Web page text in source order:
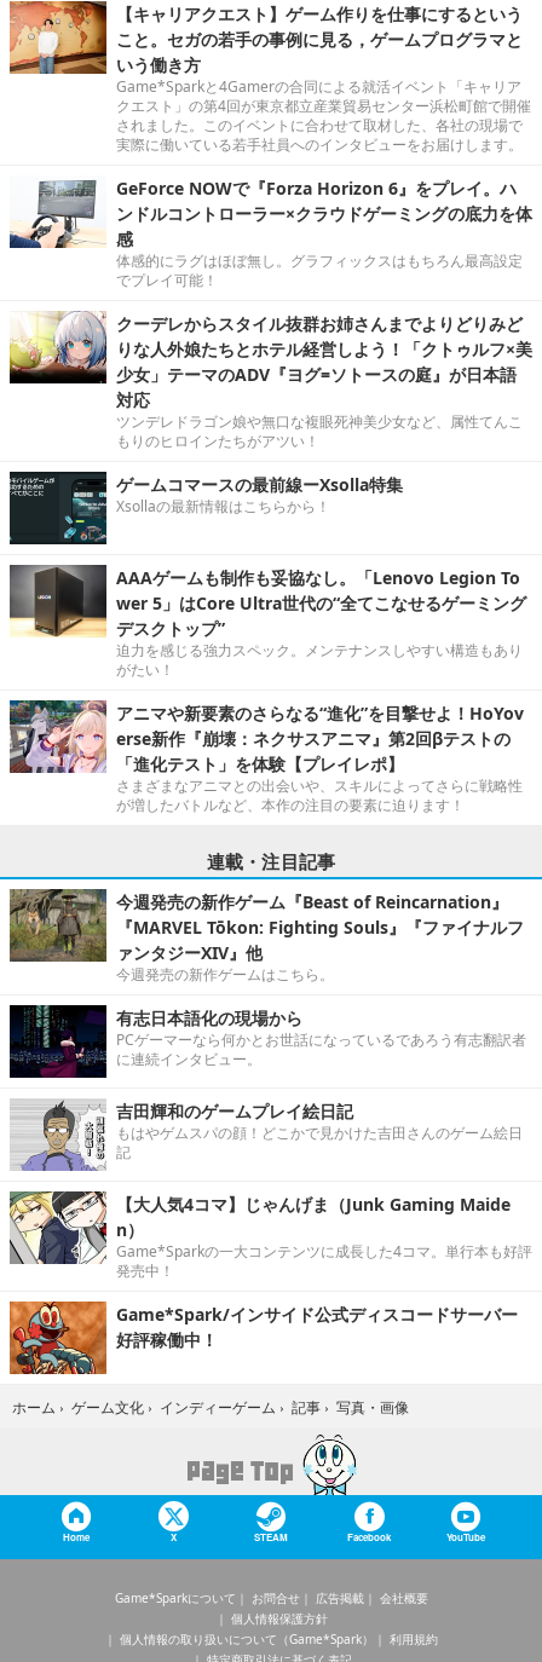
【キャリアクエスト】ゲーム作りを仕事にするという
こと。セガの若手の事例に見る，ゲームプログラマと
いう働き方
Game*Sparkと4Gamerの合同による就活イベント「キャリア
クエスト」の第4回が東京都立産業貿易センター浜松町館で開催
されました。このイベントに合わせて取材した、各社の現場で
実際に働いている若手社員へのインタビューをお届けします。
GeForce NOWで『Forza Horizon 6』をプレイ。ハ
ンドルコントローラー×クラウドゲーミングの底力を体
感
体感的にラグはほぼ無し。グラフィックスはもちろん最高設定
でプレイ可能！
クーデレからスタイル抜群お姉さんまでよりどりみど
りな人外娘たちとホテル経営しよう！「クトゥルフ×美
少女」テーマのADV『ヨグ=ソトースの庭』が日本語
対応
ツンデレドラゴン娘や無口な複眼死神美少女など、属性てんこ
もりのヒロインたちがアツい！
ゲームコマースの最前線ーXsolla特集
Xsollaの最新情報はこちらから！
AAAゲームも制作も妥協なし。「Lenovo Legion To
wer 5」はCore Ultra世代の“全てこなせるゲーミング
デスクトップ”
迫力を感じる強力スペック。メンテナンスしやすい構造もあり
がたい！
アニマや新要素のさらなる“進化”を目撃せよ！HoYov
erse新作『崩壊：ネクサスアニマ』第2回βテストの
「進化テスト」を体験【プレイレポ】
さまざまなアニマとの出会いや、スキルによってさらに戦略性
が増したバトルなど、本作の注目の要素に迫ります！
連載・注目記事
今週発売の新作ゲーム『Beast of Reincarnation』
『MARVEL Tōkon: Fighting Souls』『ファイナルフ
ァンタジーXIV』他
今週発売の新作ゲームはこちら。
有志日本語化の現場から
PCゲーマーなら何かとお世話になっているであろう有志翻訳者
に連続インタビュー。
吉田輝和のゲームプレイ絵日記
もはやゲムスパの顔！どこかで見かけた吉田さんのゲーム絵日
記
【大人気4コマ】じゃんげま（Junk Gaming Maide
n）
Game*Sparkの一大コンテンツに成長した4コマ。単行本も好評
発売中！
Game*Spark/インサイド公式ディスコードサーバー
好評稼働中！
ホーム › ゲーム文化 › インディーゲーム › 記事 › 写真・画像
Home X STEAM Facebook YouTube
Game*Sparkについて お問合せ 広告掲載
会社概要
個人情報保護方針
個人情報の取り扱いについて（Game*Spark）
利用規約